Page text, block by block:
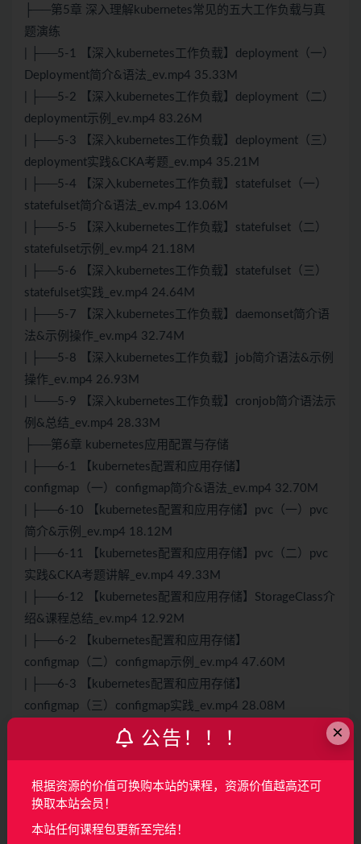
├──第5章 深入理解kubernetes常见的五大工作负载与真
题演练
| ├──5-1 【深入kubernetes工作负载】deployment（一）
Deployment简介&语法_ev.mp4 35.33M
| ├──5-2 【深入kubernetes工作负载】deployment（二）
deployment示例_ev.mp4 83.26M
| ├──5-3 【深入kubernetes工作负载】deployment（三）
deployment实践&CKA考题_ev.mp4 35.21M
| ├──5-4 【深入kubernetes工作负载】statefulset（一）
statefulset简介&语法_ev.mp4 13.06M
| ├──5-5 【深入kubernetes工作负载】statefulset（二）
statefulset示例_ev.mp4 21.18M
| ├──5-6 【深入kubernetes工作负载】statefulset（三）
statefulset实践_ev.mp4 24.64M
| ├──5-7 【深入kubernetes工作负载】daemonset简介语
法&示例操作_ev.mp4 32.74M
| ├──5-8 【深入kubernetes工作负载】job简介语法&示例
操作_ev.mp4 26.93M
| └──5-9 【深入kubernetes工作负载】cronjob简介语法示
例&总结_ev.mp4 28.33M
├──第6章 kubernetes应用配置与存储
| ├──6-1 【kubernetes配置和应用存储】
configmap（一）configmap简介&语法_ev.mp4 32.70M
| ├──6-10 【kubernetes配置和应用存储】pvc（一）pvc
简介&示例_ev.mp4 18.12M
| ├──6-11 【kubernetes配置和应用存储】pvc（二）pvc
实践&CKA考题讲解_ev.mp4 49.33M
| ├──6-12 【kubernetes配置和应用存储】StorageClass介
绍&课程总结_ev.mp4 12.92M
| ├──6-2 【kubernetes配置和应用存储】
configmap（二）configmap示例_ev.mp4 47.60M
| ├──6-3 【kubernetes配置和应用存储】
configmap（三）configmap实践_ev.mp4 28.08M
| ├──6-4 【kubernetes配置和应用存储】secret（一）
secret简介&语法_ev.mp4 51.26M
secret示例_ev.mp4 73.43M
secret实践_ev.mp4 97.28M
×
公告！！！
根据资源的价值可换购本站的课程，资源价值越高还可
换取本站会员！
本站任何课程包更新至完结！